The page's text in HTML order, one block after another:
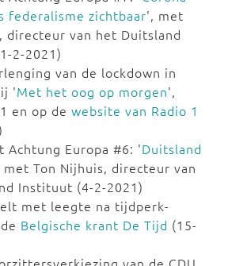
federalisme zichtbaar', met
directeur van het Duitsland
2-2021)
van de lockdown in
'Met het oog op morgen',
en op de website van Radio 1
Achtung Europa #6: 'Duitsland
met Ton Nijhuis, directeur van
Instituut (4-2-2021)
met leegte na tijdperk-
Belgische krant De Tijd (15-